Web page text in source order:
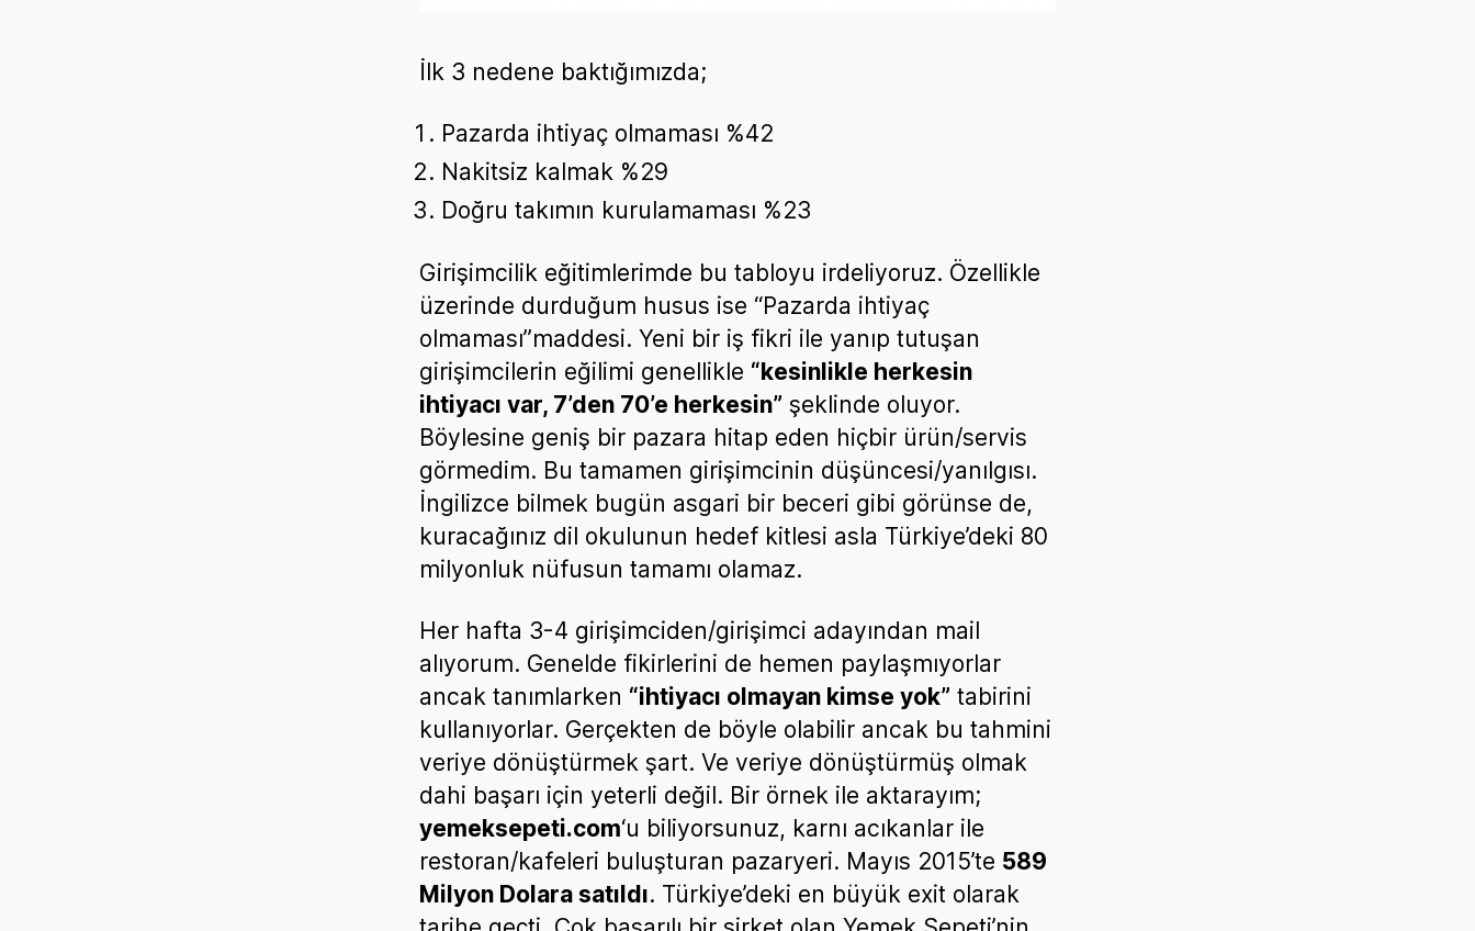
İlk 3 nedene baktığımızda;
Pazarda ihtiyaç olmaması %42
Nakitsiz kalmak %29
Doğru takımın kurulamaması %23
Girişimcilik eğitimlerimde bu tabloyu irdeliyoruz. Özellikle
üzerinde durduğum husus ise “Pazarda ihtiyaç
olmaması”maddesi. Yeni bir iş fikri ile yanıp tutuşan
girişimcilerin eğilimi genellikle “kesinlikle herkesin
ihtiyacı var, 7’den 70’e herkesin” şeklinde oluyor.
Böylesine geniş bir pazara hitap eden hiçbir ürün/servis
görmedim. Bu tamamen girişimcinin düşüncesi/yanılgısı.
İngilizce bilmek bugün asgari bir beceri gibi görünse de,
kuracağınız dil okulunun hedef kitlesi asla Türkiye’deki 80
milyonluk nüfusun tamamı olamaz.
Her hafta 3-4 girişimciden/girişimci adayından mail
alıyorum. Genelde fikirlerini de hemen paylaşmıyorlar
ancak tanımlarken “ihtiyacı olmayan kimse yok” tabirini
kullanıyorlar. Gerçekten de böyle olabilir ancak bu tahmini
veriye dönüştürmek şart. Ve veriye dönüştürmüş olmak
dahi başarı için yeterli değil. Bir örnek ile aktarayım;
yemeksepeti.com‘u biliyorsunuz, karnı acıkanlar ile
restoran/kafeleri buluşturan pazaryeri. Mayıs 2015’te 589
Milyon Dolara satıldı. Türkiye’deki en büyük exit olarak